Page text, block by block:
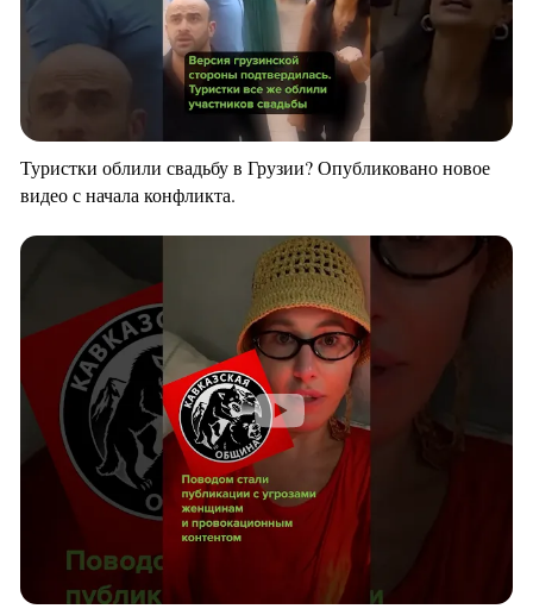
Туристки облили свадьбу в Грузии? Опубликовано новое
видео с начала конфликта.